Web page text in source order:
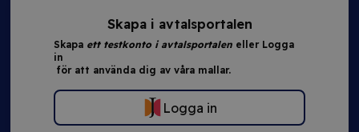
Skapa i avtalsportalen
Skapa ett testkonto i avtalsportalen eller Logga
in
för att använda dig av våra mallar.
Logga in